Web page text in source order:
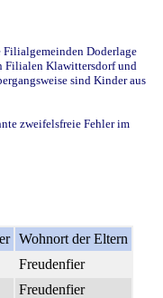
Filialgemeinden Doderlage
Filialen Klawittersdorf und
sind Kinder aus
zweifelsfreie Fehler im
Wohnort der Eltern
Freudenfier
Freudenfier